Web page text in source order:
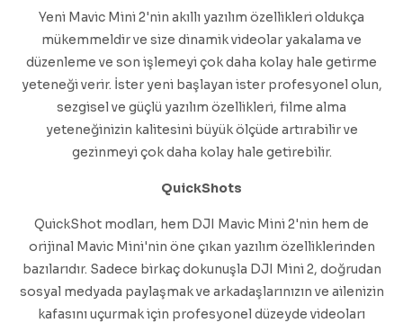
Yeni Mavic Mini 2'nin akıllı yazılım özellikleri oldukça
mükemmeldir ve size dinamik videolar yakalama ve
düzenleme ve son işlemeyi çok daha kolay hale getirme
yeteneği verir. İster yeni başlayan ister profesyonel olun,
sezgisel ve güçlü yazılım özellikleri, filme alma
yeteneğinizin kalitesini büyük ölçüde artırabilir ve
gezinmeyi çok daha kolay hale getirebilir.
QuickShots
QuickShot modları, hem DJI Mavic Mini 2'nin hem de
orijinal Mavic Mini'nin öne çıkan yazılım özelliklerinden
bazılarıdır. Sadece birkaç dokunuşla DJI Mini 2, doğrudan
sosyal medyada paylaşmak ve arkadaşlarınızın ve ailenizin
kafasını uçurmak için profesyonel düzeyde videoları